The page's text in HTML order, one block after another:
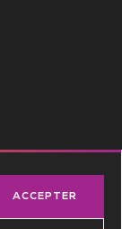
ACCEPTER